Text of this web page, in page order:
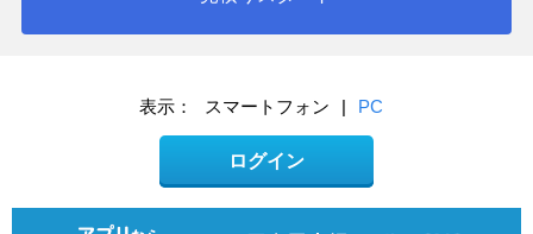
表示： スマートフォン | PC
ログイン